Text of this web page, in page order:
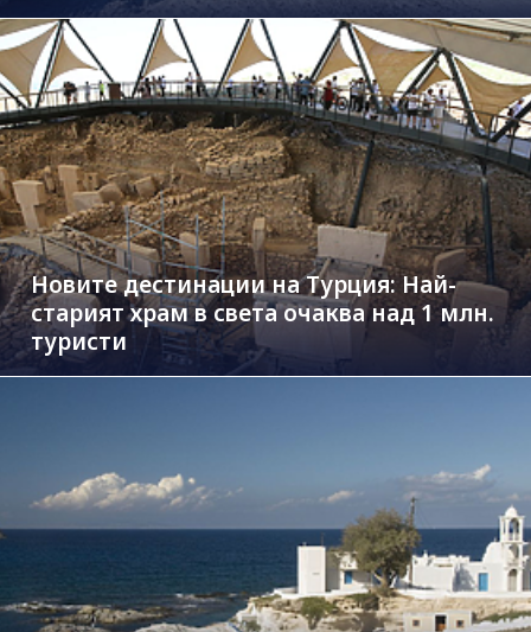
Новите дестинации на Турция: Най-
старият храм в света очаква над 1 млн.
туристи